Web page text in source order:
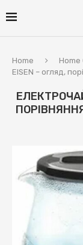
Home
EISEN – огляд,